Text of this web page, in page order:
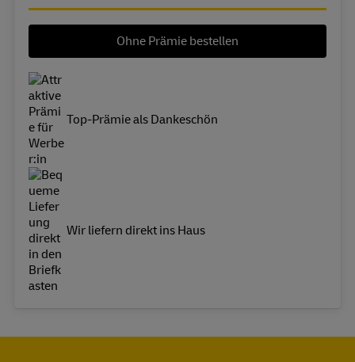
Ohne Prämie bestellen
Top-Prämie als Dankeschön
Wir liefern direkt ins Haus